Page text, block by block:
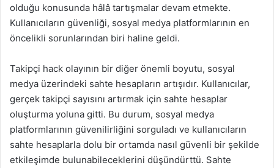
olduğu konusunda hâlâ tartışmalar devam etmekte.
Kullanıcıların güvenliği, sosyal medya platformlarının en
öncelikli sorunlarından biri haline geldi.
Takipçi hack olayının bir diğer önemli boyutu, sosyal
medya üzerindeki sahte hesapların artışıdır. Kullanıcılar,
gerçek takipçi sayısını artırmak için sahte hesaplar
oluşturma yoluna gitti. Bu durum, sosyal medya
platformlarının güvenilirliğini sorguladı ve kullanıcıların
sahte hesaplarla dolu bir ortamda nasıl güvenli bir şekilde
etkileşimde bulunabileceklerini düşündürttü. Sahte